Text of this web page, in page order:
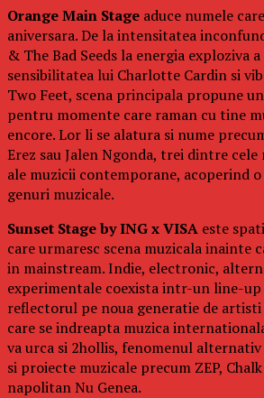
Orange Main Stage aduce numele
aniversara. De la intensitatea
& The Bad Seeds la energia exploziva a
sensibilitatea lui Charlotte Cardin si
Two Feet, scena principala propune
pentru momente care raman cu tine
encore. Lor li se alatura si nume
Erez sau Jalen Ngonda, trei dintre
ale muzicii contemporane, acoperind
genuri muzicale.
Sunset Stage by ING x VISA este
care urmaresc scena muzicala inainte
in mainstream. Indie, electronic,
experimentale coexista intr-un line-up
reflectorul pe noua generatie de
care se indreapta muzica
va urca si 2hollis, fenomenul
si proiecte muzicale precum ZEP,
napolitan Nu Genea.